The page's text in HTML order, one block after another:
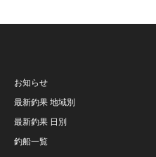
お知らせ
最新釣果 地域別
最新釣果 日別
釣船一覧